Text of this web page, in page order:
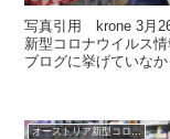
写真引用 krone 3月
新型コロナウイルス
ブログに挙げていな
オーストリア新型コロナウイルス情報2020